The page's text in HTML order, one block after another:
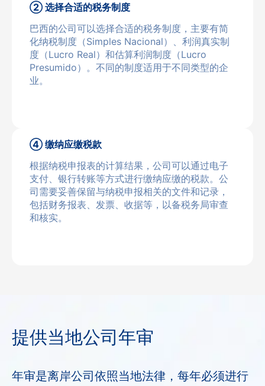
② 选择合适的税务制度
巴西的公司可以选择合适的税务制度，主要有简
化纳税制度（Simples Nacional）、利润真实制
度（Lucro Real）和估算利润制度（Lucro
Presumido）。不同的制度适用于不同类型的企
业。
④ 缴纳应缴税款
根据纳税申报表的计算结果，公司可以通过电子
支付、银行转账等方式进行缴纳应缴的税款。公
司需要妥善保留与纳税申报相关的文件和记录，
包括财务报表、发票、收据等，以备税务局审查
和核实。
提供当地公司年审
年审是离岸公司依照当地法律，每年必须进行